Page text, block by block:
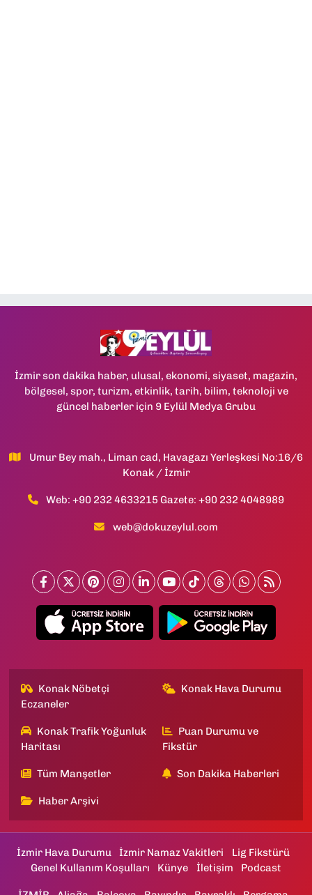
İzmir son dakika haber, ulusal, ekonomi, siyaset, magazin,
bölgesel, spor, turizm, etkinlik, tarih, bilim, teknoloji ve
güncel haberler için 9 Eylül Medya Grubu
Umur Bey mah., Liman cad, Havagazı Yerleşkesi No:16/6
Konak / İzmir
Web: +90 232 4633215 Gazete: +90 232 4048989
web@dokuzeylul.com
Konak Nöbetçi
Eczaneler
Konak Hava Durumu
Konak Trafik Yoğunluk
Haritası
Puan Durumu ve
Fikstür
Tüm Manşetler Son Dakika Haberleri
Haber Arşivi
İzmir Hava Durumu İzmir Namaz Vakitleri
Lig Fikstürü
Genel Kullanım Koşulları
Künye İletişim Podcast